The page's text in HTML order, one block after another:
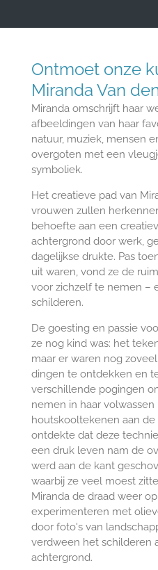
direct
hoofdinhoud
Ontmoet onze
Miranda Van
Miranda omschrijft haar
afbeeldingen van haar
natuur, muziek, mensen
overgoten met een
symboliek.
Het creatieve pad van
vrouwen zullen
behoefte aan een
achtergrond door werk,
dagelijkse drukte. Pas
uit waren, vond ze de
voor zichzelf te nemen –
schilderen.
De goesting en passie
ze nog kind was: het
maar er waren nog
dingen te ontdekken en
verschillende pogingen
nemen in haar
houtskooltekenen aan
ontdekte dat deze
een druk leven nam de
werd aan de kant
waarbij ze veel moest
Miranda de draad weer
experimenteren met
door foto's van
verdween het schilderen
achtergrond.